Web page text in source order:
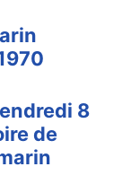
8
de